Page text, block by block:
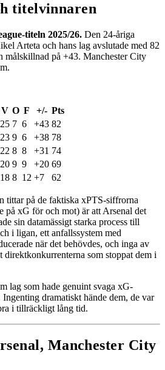
titelvinnaren
titeln 2025/26. Den 24-åriga
Arteta och hans lag avslutade med 82
målskillnad på +43. Manchester City
V O F +/- Pts
25 7 6 +43 82
23 9 6 +38 78
22 8 8 +31 74
20 9 9 +20 69
18 8 12 +7 62
tittar på de faktiska xPTS-siffrorna
på xG för och mot) är att Arsenal det
sin datamässigt starka process till
i ligan, ett anfallssystem med
när det behövdes, och inga av
direktkonkurrenterna som stoppat dem i
lag som hade genuint svaga xG-
dramatiskt hände dem, de var
i tillräckligt lång tid.
Manchester City